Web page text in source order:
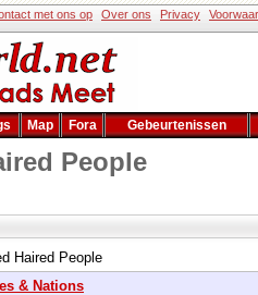
met ons op Over ons Privacy
Map Fora Gebeurtenissen
People
Haired People
& Nations